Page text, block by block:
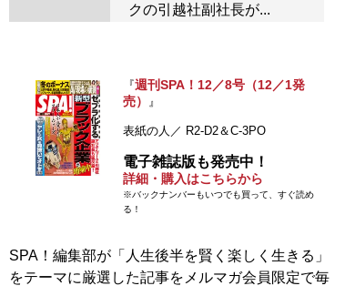
クの引越社副社長が...
『週刊SPA！12／8号（12／1発
売）
』
表紙の人／ R2-D2＆C-3PO
電子雑誌版も発売中！
詳細・購入はこちらから
※バックナンバーもいつでも買って、すぐ読め
る！
SPA！編集部が「人生後半を賢く楽しく生きる」
をテーマに厳選した記事をメルマガ会員限定で毎